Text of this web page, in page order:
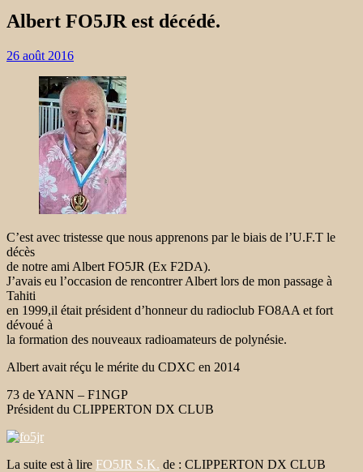
Albert FO5JR est décédé.
26 août 2016
C’est avec tristesse que nous apprenons par le biais de l’U.F.T le
décès
de notre ami Albert FO5JR (Ex F2DA).
J’avais eu l’occasion de rencontrer Albert lors de mon passage à
Tahiti
en 1999,il était président d’honneur du radioclub FO8AA et fort
dévoué à
la formation des nouveaux radioamateurs de polynésie.
Albert avait réçu le mérite du CDXC en 2014
73 de YANN – F1NGP
Président du CLIPPERTON DX CLUB
La suite est à lire FO5JR S.K. de : CLIPPERTON DX CLUB